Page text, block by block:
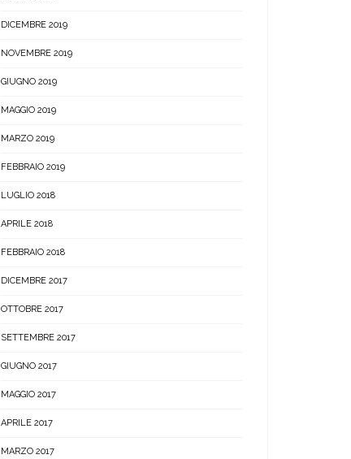
DICEMBRE 2019
NOVEMBRE 2019
GIUGNO 2019
MAGGIO 2019
MARZO 2019
FEBBRAIO 2019
LUGLIO 2018
APRILE 2018
FEBBRAIO 2018
DICEMBRE 2017
OTTOBRE 2017
SETTEMBRE 2017
GIUGNO 2017
MAGGIO 2017
APRILE 2017
MARZO 2017